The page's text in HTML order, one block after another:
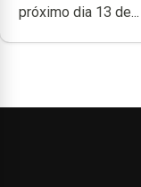
próximo dia 13 de...